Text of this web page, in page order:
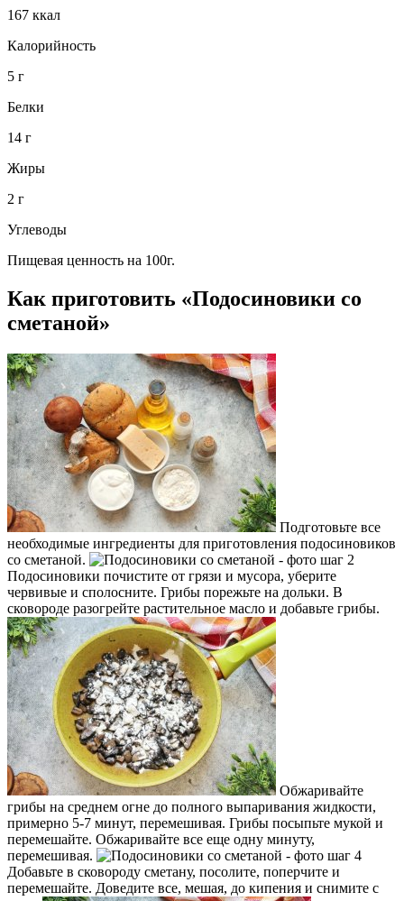
167 ккал
Калорийность
5 г
Белки
14 г
Жиры
2 г
Углеводы
Пищевая ценность на 100г.
Как приготовить «Подосиновики со
сметаной»
Подготовьте все
необходимые ингредиенты для приготовления подосиновиков
со сметаной.
Подосиновики почистите от грязи и мусора, уберите
червивые и сполосните. Грибы порежьте на дольки. В
сковороде разогрейте растительное масло и добавьте грибы.
Обжаривайте
грибы на среднем огне до полного выпаривания жидкости,
примерно 5-7 минут, перемешивая. Грибы посыпьте мукой и
перемешайте. Обжаривайте все еще одну минуту,
перемешивая.
Добавьте в сковороду сметану, посолите, поперчите и
перемешайте. Доведите все, мешая, до кипения и снимите с